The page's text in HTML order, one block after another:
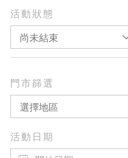
活動狀態
尚未結束
門市篩選
選擇地區
活動日期